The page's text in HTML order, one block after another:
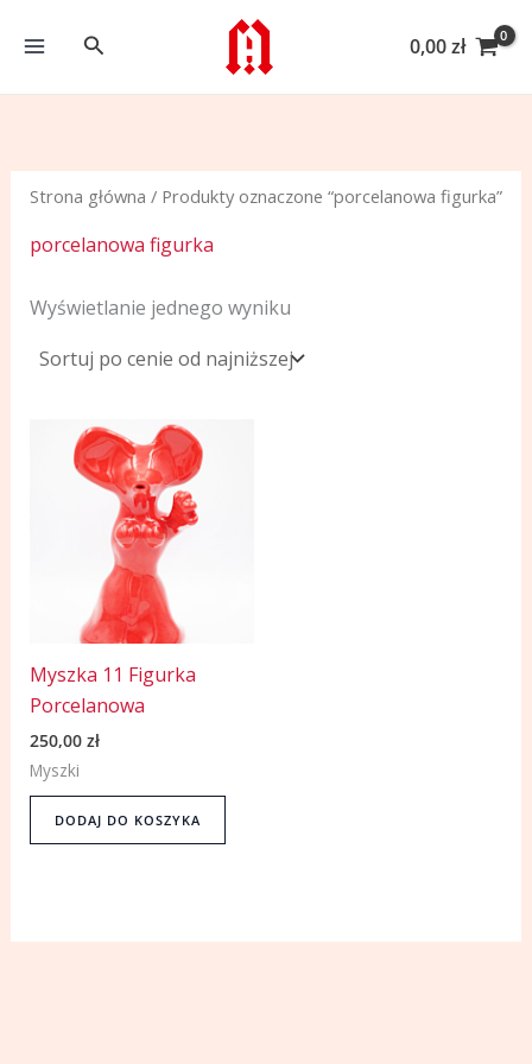
Szukaj 0,00zł
Strona główna / Produkty oznaczone “porcelanowa figurka”
porcelanowa figurka
Wyświetlanie jednego wyniku
Myszka 11 Figurka
Porcelanowa
250,00 zł
Myszki
DODAJ DO KOSZYKA